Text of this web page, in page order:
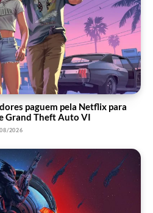
paguem pela Netflix para
Grand Theft Auto VI
2026